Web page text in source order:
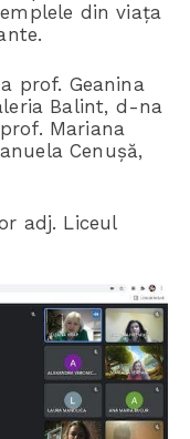
din viața
prof. Geanina
Balint, d-na
Mariana
Cenușă,
adj. Liceul